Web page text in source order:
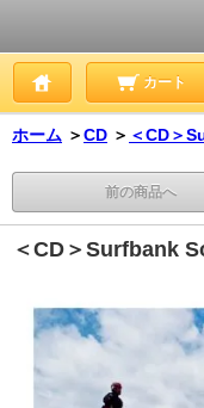
カート
ホーム ＞CD ＞ ＜CD＞
前の商品へ
＜CD＞Surfbank